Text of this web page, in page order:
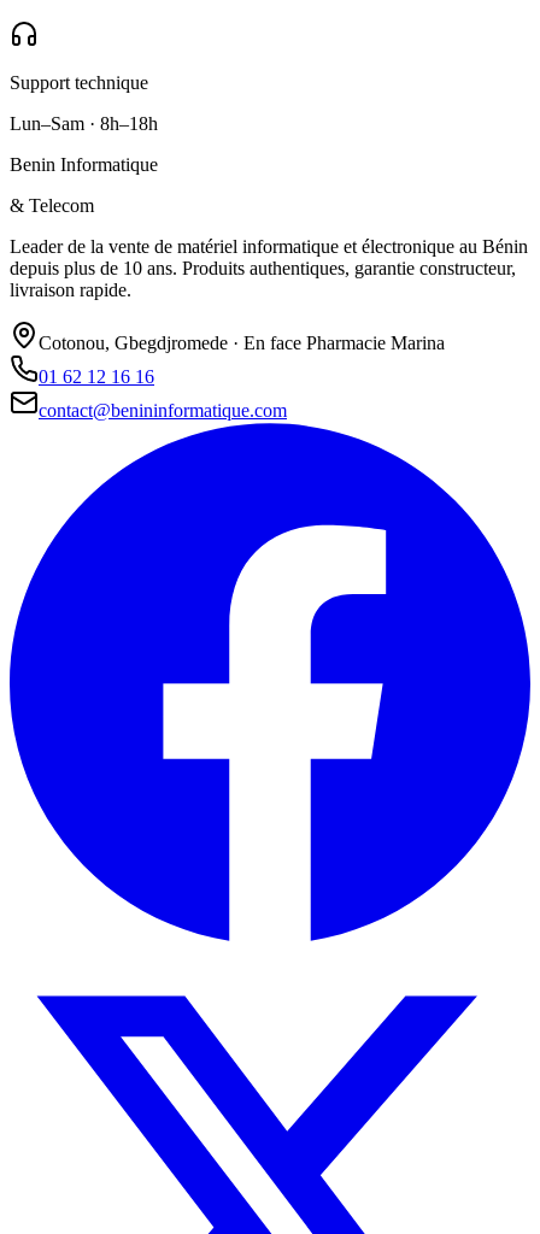
Support technique
Lun–Sam · 8h–18h
Benin Informatique
& Telecom
Leader de la vente de matériel informatique et électronique au Bénin
depuis plus de 10 ans. Produits authentiques, garantie constructeur,
livraison rapide.
Cotonou, Gbegdjromede · En face Pharmacie Marina
01 62 12 16 16
contact@benininformatique.com